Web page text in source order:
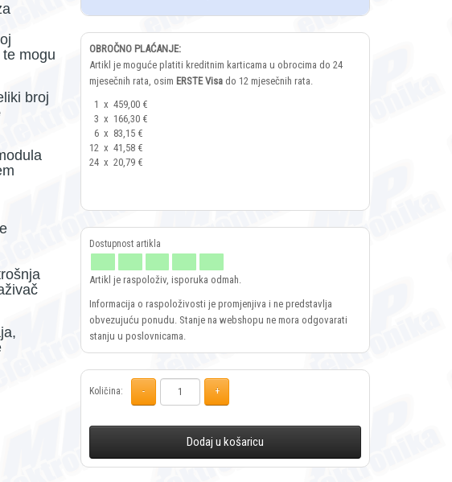
mogu
broj
OBROČNO PLAĆANJE:
Artikl je moguće platiti kreditnim karticama u obrocima do 24
mjesečnih rata, osim ERSTE Visa do 12 mjesečnih rata.
1 x 459,00 €
3 x 166,30 €
6 x 83,15 €
12 x 41,58 €
24 x 20,79 €
Artikl je raspoloživ, isporuka odmah.
Informacija o raspoloživosti je promjenjiva i ne predstavlja
obvezujuću ponudu. Stanje na webshopu ne mora odgovarati
stanju u poslovnicama.
Količina:
Dodaj u košaricu